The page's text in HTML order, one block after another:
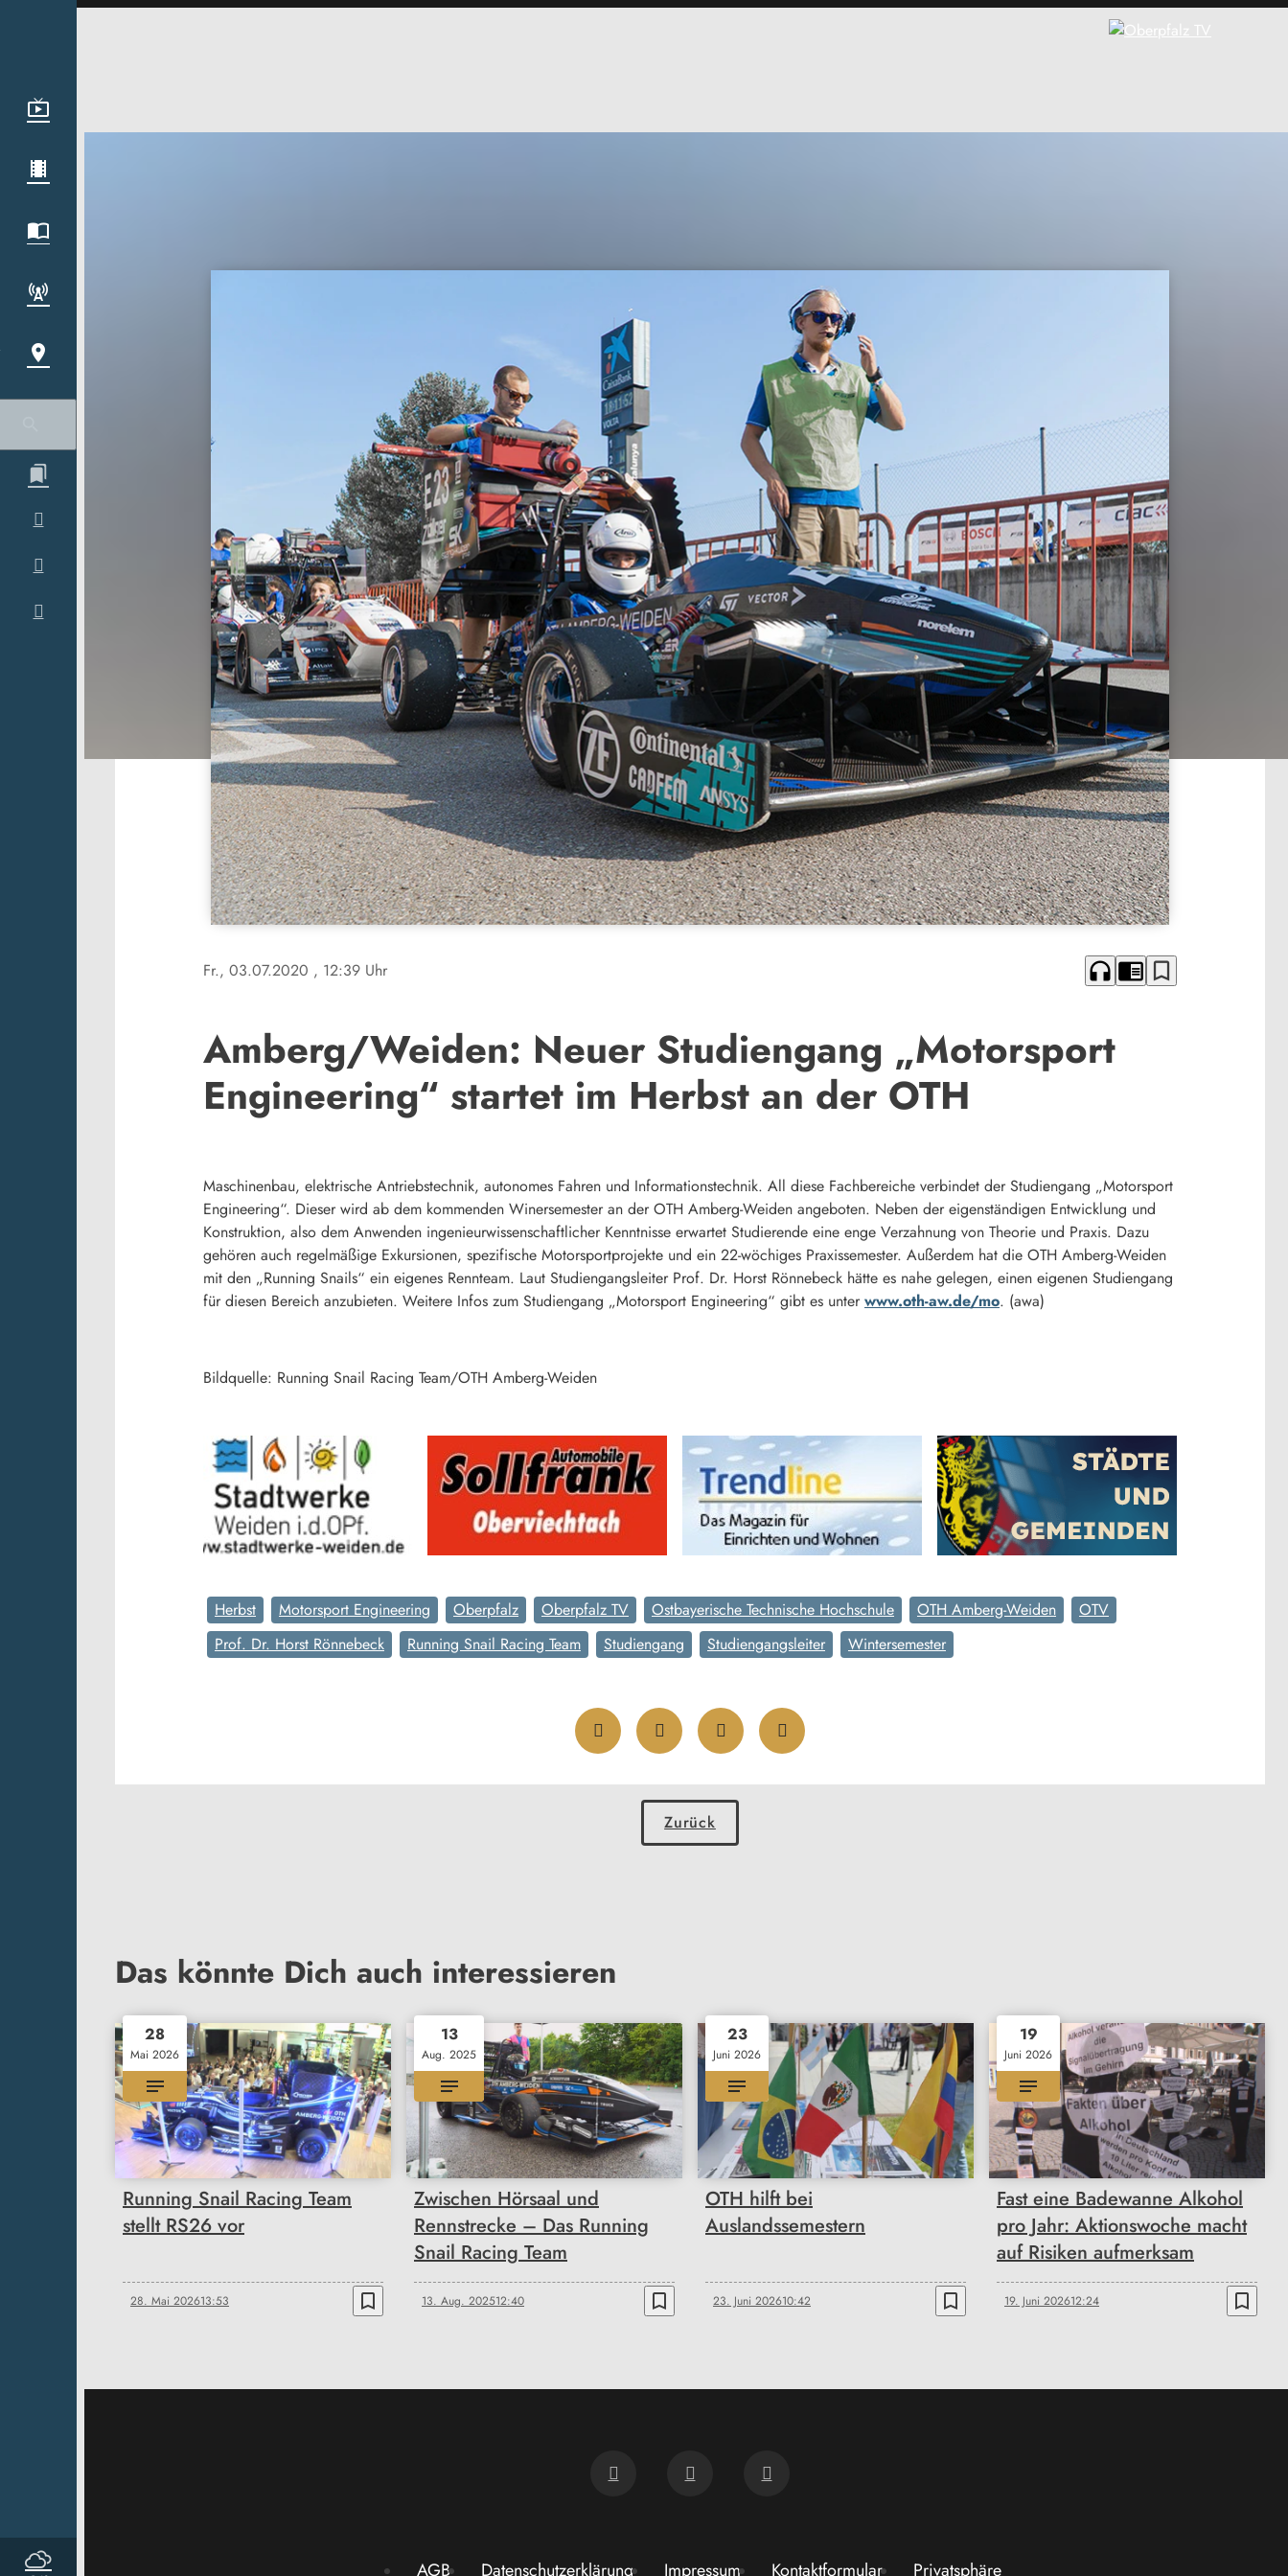
Fr., 03.07.2020 , 12:39 Uhr headphones chrome_reader_mode bookmark_border
Amberg/Weiden: Neuer Studiengang „Motorsport
Engineering“ startet im Herbst an der OTH
Maschinenbau, elektrische Antriebstechnik, autonomes Fahren und Informationstechnik. All diese Fachbereiche verbindet der Studiengang „Motorsport
Engineering“. Dieser wird ab dem kommenden Winersemester an der OTH Amberg-Weiden angeboten. Neben der eigenständigen Entwicklung und
Konstruktion, also dem Anwenden ingenieurwissenschaftlicher Kenntnisse erwartet Studierende eine enge Verzahnung von Theorie und Praxis. Dazu
gehören auch regelmäßige Exkursionen, spezifische Motorsportprojekte und ein 22-wöchiges Praxissemester. Außerdem hat die OTH Amberg-Weiden
mit den „Running Snails“ ein eigenes Rennteam. Laut Studiengangsleiter Prof. Dr. Horst Rönnebeck hätte es nahe gelegen, einen eigenen Studiengang
für diesen Bereich anzubieten. Weitere Infos zum Studiengang „Motorsport Engineering“ gibt es unter www.oth-aw.de/mo. (awa)
Bildquelle: Running Snail Racing Team/OTH Amberg-Weiden
Herbst Motorsport Engineering Oberpfalz Oberpfalz TV Ostbayerische Technische Hochschule OTH Amberg-Weiden
OTV
Prof. Dr. Horst Rönnebeck
Running Snail Racing Team Studiengang Studiengangsleiter Wintersemester
Zurück
Das könnte Dich auch interessieren
28
Mai 2026
Running Snail Racing Team
stellt RS26 vor
28. Mai 202613:53 bookmark_border
13
Aug. 2025
Zwischen Hörsaal und
Rennstrecke – Das Running
Snail Racing Team
13. Aug. 202512:40 bookmark_border
23
Juni 2026
OTH hilft bei
Auslandssemestern
23. Juni 202610:42 bookmark_border
19
Juni 2026
Fast eine Badewanne Alkohol
pro Jahr: Aktionswoche macht
auf Risiken aufmerksam
19. Juni 202612:24 bookmark_border
AGB Datenschutzerklärung Impressum Kontaktformular Privatsphäre